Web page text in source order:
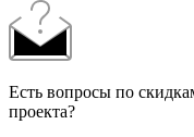
Есть вопросы по
проекта?